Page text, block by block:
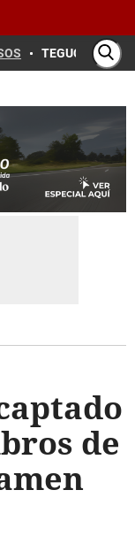
TEGUCIGALPA
de